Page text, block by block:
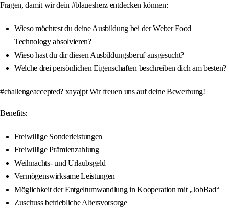
Fragen, damit wir dein #blauesherz entdecken können:
Wieso möchtest du deine Ausbildung bei der Weber Food
Technology absolvieren?
Wieso hast du dir diesen Ausbildungsberuf ausgesucht?
Welche drei persönlichen Eigenschaften beschreiben dich am besten?
#challengeaccepted? xayajpt Wir freuen uns auf deine Bewerbung!
Benefits:
Freiwillige Sonderleistungen
Freiwillige Prämienzahlung
Weihnachts- und Urlaubsgeld
Vermögenswirksame Leistungen
Möglichkeit der Entgeltumwandlung in Kooperation mit „JobRad“
Zuschuss betriebliche Altersvorsorge